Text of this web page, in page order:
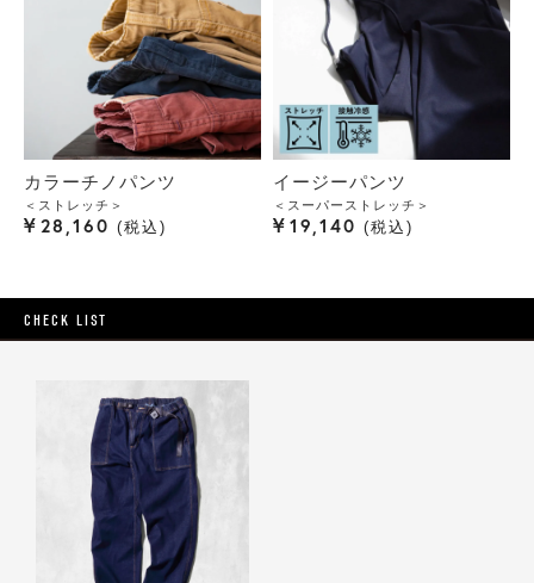
カラーチノパンツ
＜ストレッチ＞
¥ 28,160 税込
イージーパンツ
＜スーパーストレッチ＞
¥ 19,140 税込
CHECK LIST